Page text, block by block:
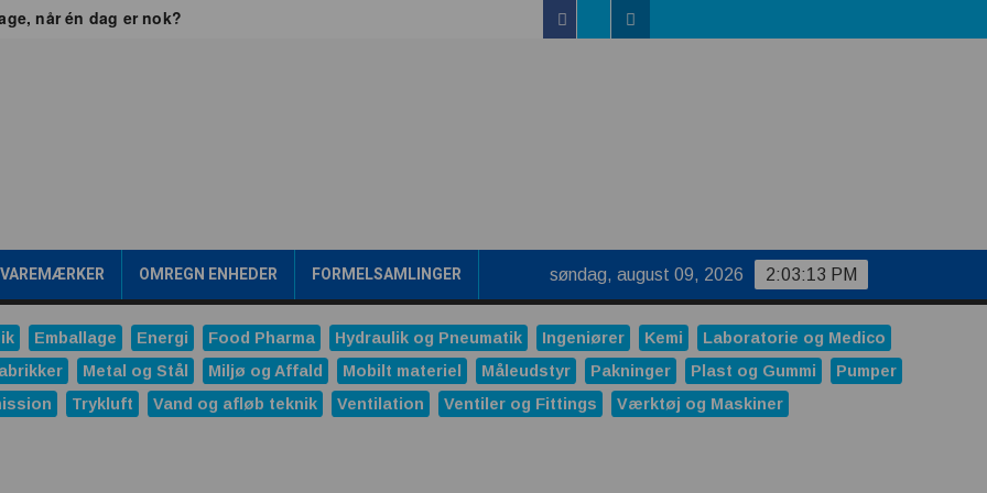
når én dag er nok?
Facebook
TwitterLinkedin
OMREGN ENHEDER FORMELSAMLINGER 2:03:14 PM
søndag, august 09, 2026
Emballage Energi Food Pharma Hydraulik og Pneumatik Ingeniører Kemi
Laboratorie og Medico
Metal og Stål Miljø og Affald Mobilt materiel Måleudstyr Pakninger Plast og Gummi
Pumper
Trykluft Vand og afløb teknik Ventilation Ventiler og Fittings
Værktøj og Maskiner